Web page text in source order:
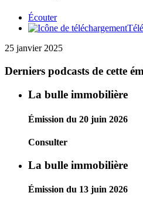
Écouter
25 janvier 2025
Derniers podcasts de cette
La bulle immobilière
Émission du 20 juin 2026
Consulter
La bulle immobilière
Émission du 13 juin 2026